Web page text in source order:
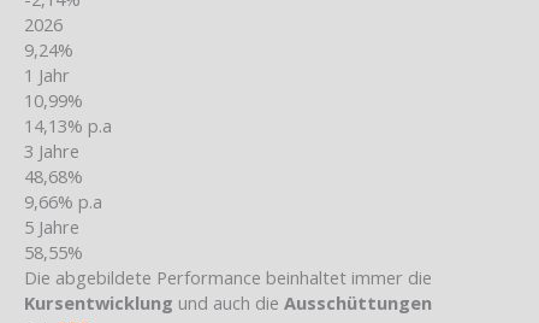
2026
9,24%
1 Jahr
10,99%
14,13% p.a
3 Jahre
48,68%
9,66% p.a
5 Jahre
58,55%
Die abgebildete Performance beinhaltet immer die
Kursentwicklung und auch die Ausschüttungen